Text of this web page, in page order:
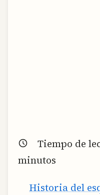
Tiempo de
minutos
Historia del